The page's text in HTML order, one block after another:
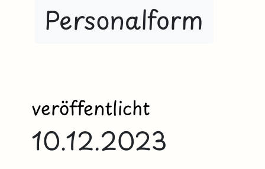
Personalform
veröffentlicht
10.12.2023